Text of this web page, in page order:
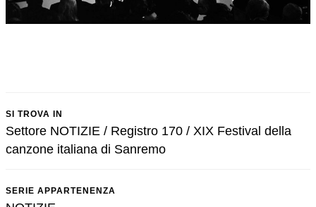
SI TROVA IN
Settore NOTIZIE / Registro 170 / XIX Festival della
canzone italiana di Sanremo
SERIE APPARTENENZA